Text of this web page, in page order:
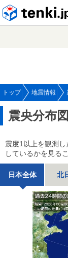
トップ 地震情報
震央分布
震度1以上を観測
しているかを見る
日本全体 北